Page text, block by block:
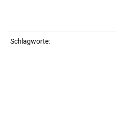
Schlagworte: